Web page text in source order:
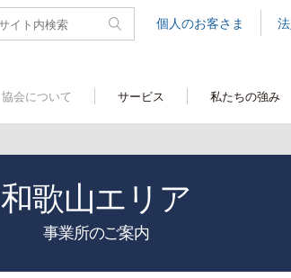
個人のお客さま
協会について サービス 私たちの強み
和歌山エリア
事業所のご案内